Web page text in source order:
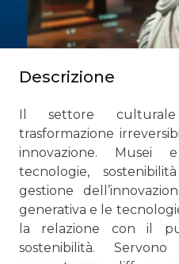
Descrizione
Il settore
trasformazione
innovazione.
tecnologie,
gestione
generativa e le
la relazione con il
sostenibilità.